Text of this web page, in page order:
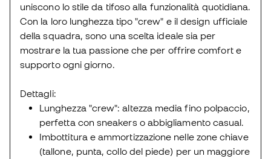
uniscono lo stile da tifoso alla funzionalità quotidiana.
Con la loro lunghezza tipo "crew" e il design ufficiale
della squadra, sono una scelta ideale sia per
mostrare la tua passione che per offrire comfort e
supporto ogni giorno.
Dettagli:
Lunghezza "crew": altezza media fino polpaccio,
perfetta con sneakers o abbigliamento casual.
Imbottitura e ammortizzazione nelle zone chiave
(tallone, punta, collo del piede) per un maggiore